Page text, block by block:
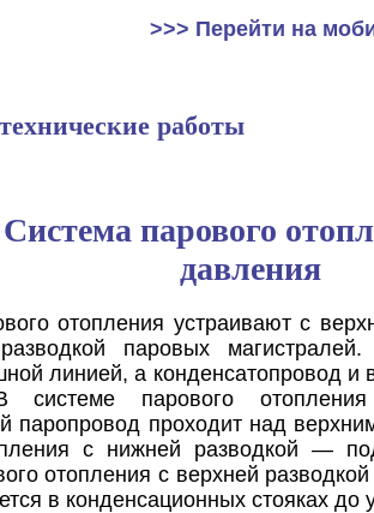
>>> Перейти на
работы
парового
давления
отопления устраивают с
паровых
линией, а конденсатопровод
системе парового
паропровод проходит над
с нижней разводкой —
отопления с верхней
в конденсационных стояках